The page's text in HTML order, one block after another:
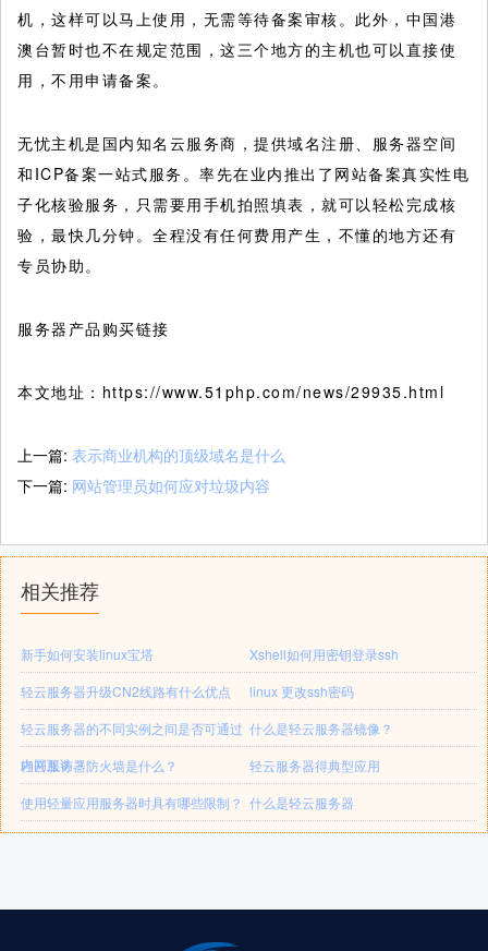
机，这样可以马上使用，无需等待备案审核。此外，中国港
澳台暂时也不在规定范围，这三个地方的主机也可以直接使
用，不用申请备案。
无忧主机是国内知名云服务商，提供域名注册、服务器空间
和ICP备案一站式服务。率先在业内推出了网站备案真实性电
子化核验服务，只需要用手机拍照填表，就可以轻松完成核
验，最快几分钟。全程没有任何费用产生，不懂的地方还有
专员协助。
服务器产品购买链接
本文地址：https://www.51php.com/news/29935.html
上一篇: 表示商业机构的顶级域名是什么
下一篇: 网站管理员如何应对垃圾内容
相关推荐
新手如何安装linux宝塔
Xshell如何用密钥登录ssh
轻云服务器升级CN2线路有什么优点
linux 更改ssh密码
轻云服务器的不同实例之间是否可通过
内网互访？
什么是轻云服务器镜像？
轻云服务器防火墙是什么？
轻云服务器得典型应用
使用轻量应用服务器时具有哪些限制？ 什么是轻云服务器